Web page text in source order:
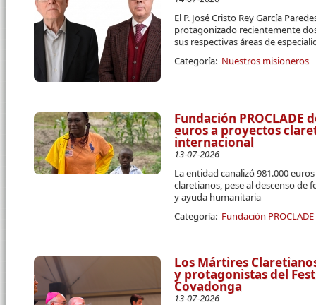
El P. José Cristo Rey García
protagonizado recientemente
sus respectivas áreas de
Categoría: Nuestros misioneros
Fundación PROCLADE
euros a proyectos
internacional
13-07-2026
La entidad canalizó 981.000
claretianos, pese al descenso
y ayuda humanitaria
Categoría: Fundación PROCLADE
Los Mártires
y protagonistas del
Covadonga
13-07-2026